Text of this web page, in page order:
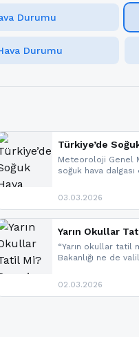
Durumu
Durumu
Türkiye’de
Meteoroloji Genel
soğuk hava
03.03.2026
Yarın Okullar
“Yarın okullar tatil
Bakanlığı ne de
paylaşacağız. En
02.03.2026